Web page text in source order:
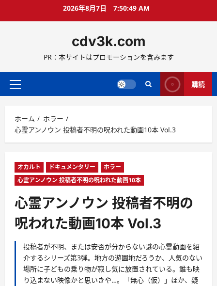
ス
ッ
2026年8月7日 7:50:50 AM
cdv3k.com
PR：本サイトはプロモーションを含みます
メ
メ
ニ
ュ
購読
ホーム
ホラー
心霊アンノウン 投稿者不明の呪われた動画10本 Vol.3
オカルト ドキュメンタリー
ホラー
心霊アンノウン 投稿者不明の呪われた動画10本
心霊アンノウン 投稿者不明の
呪われた動画10本 Vol.3
投稿者が不明、または安否が分からない謎の心霊動画を紹
介するシリーズ第3弾。地方の遊園地だろうか、人気のない
場所に子どもの乗り物が寂し気に放置されている。誰も映
り込まない映像かと思いきや…。「無心（仮）」ほか、疑